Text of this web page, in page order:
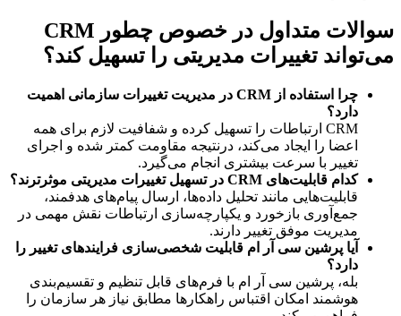
سوالات متداول در خصوص چطور CRM
می‌تواند تغییرات مدیریتی را تسهیل کند؟
چرا استفاده از CRM در مدیریت تغییرات سازمانی اهمیت
دارد؟
CRM ارتباطات را تسهیل کرده و شفافیت لازم برای همه
اعضا را ایجاد می‌کند، درنتیجه مقاومت کمتر شده و اجرای
تغییر با سرعت بیشتری انجام می‌گیرد.
کدام قابلیت‌های CRM در تسهیل تغییرات مدیریتی موثرترند؟
قابلیت‌هایی مانند تحلیل داده‌ها، ارسال پیام‌های هدفمند،
جمع‌آوری بازخورد و یکپارچه‌سازی ارتباطات نقش مهمی در
مدیریت موفق تغییر دارند.
آیا پرشین سی آر ام قابلیت شخصی‌سازی فرایندهای تغییر را
دارد؟
بله، پرشین سی آر ام با فرم‌های قابل تنظیم و تقسیم‌بندی
هوشمند امکان اقتباس راهکارها مطابق نیاز هر سازمان را